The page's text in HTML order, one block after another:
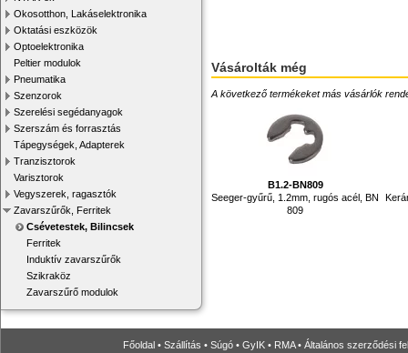
Okosotthon, Lakáselektronika
Oktatási eszközök
Optoelektronika
Peltier modulok
Pneumatika
Szenzorok
Szerelési segédanyagok
Szerszám és forrasztás
Tápegységek, Adapterek
Tranzisztorok
Varisztorok
Vegyszerek, ragasztók
Zavarszűrők, Ferritek
Csévetestek, Bilincsek
Ferritek
Induktív zavarszűrők
Szikraköz
Zavarszűrő modulok
Vásárolták még
A következő termékeket más vásárlók
B1.2-BN809
Seeger-gyűrű, 1.2mm, rugós acél, BN
809
Főoldal • Szállítás • Súgó • GyIK • RMA• Általános szerződési